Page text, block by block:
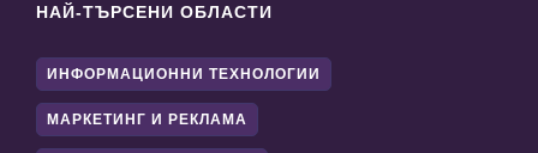
НАЙ-ТЪРСЕНИ ОБЛАСТИ
ИНФОРМАЦИОННИ ТЕХНОЛОГИИ
МАРКЕТИНГ И РЕКЛАМА